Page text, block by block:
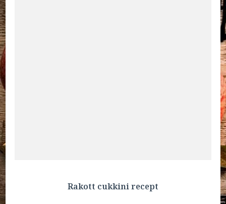
Rakott cukkini recept